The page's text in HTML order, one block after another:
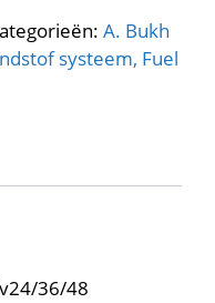
A. Bukh
systeem, Fuel
36/48